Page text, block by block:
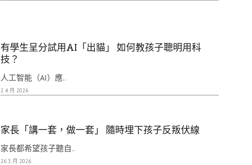
有學生呈分試用AI「出貓」 如何教孩子聰明用科
技？
人工智能（AI）應..
2 4 月 2026
家長「講一套，做一套」 隨時埋下孩子反叛伏線
家長都希望孩子聽自..
26 3 月 2026